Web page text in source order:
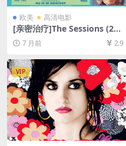
欧美 高清电影
[亲密治疗]The Sessions (201
2)[百度网盘+夸克网盘1080P
超清未删减资源][网盘在线播
放/下载][MP4/8.5GB][中英字
幕]
7 月前 2.9
VIP